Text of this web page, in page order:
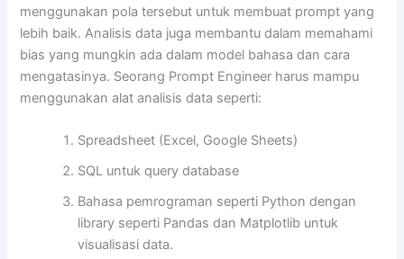
menggunakan pola tersebut untuk membuat prompt yang
lebih baik. Analisis data juga membantu dalam memahami
bias yang mungkin ada dalam model bahasa dan cara
mengatasinya. Seorang Prompt Engineer harus mampu
menggunakan alat analisis data seperti:
Spreadsheet (Excel, Google Sheets)
SQL untuk query database
Bahasa pemrograman seperti Python dengan
library seperti Pandas dan Matplotlib untuk
visualisasi data.